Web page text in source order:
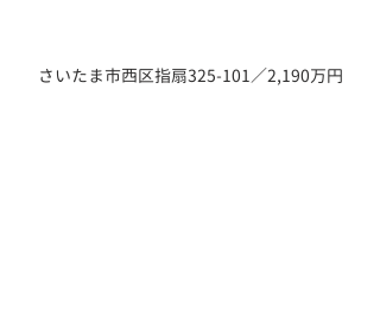
さいたま市西区指扇325-101／2,190万円